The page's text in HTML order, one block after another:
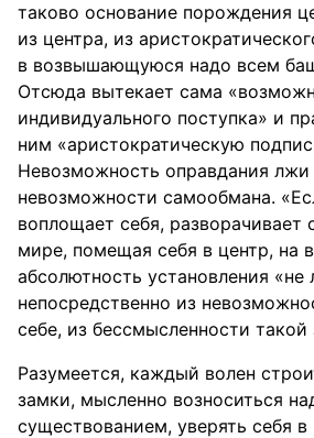
таково основание порождения
из центра, из
в возвышающуюся надо всем
Отсюда вытекает сама
индивидуального поступка» и
ним «аристократическую
Невозможность оправдания
невозможности самообмана.
воплощает себя, разворачивает
мире, помещая себя в центр, на
абсолютность установления «не
непосредственно из
себе, из бессмысленности такой
Разумеется, каждый волен
замки, мысленно возноситься
существованием, уверять себя в